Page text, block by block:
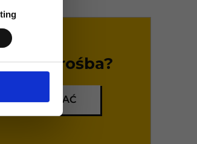
prośba?
DAJ NAM ZNAĆ